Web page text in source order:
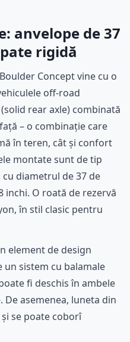
anvelope de 37
rigidă
Concept vine cu o
off-road
rear axle) combinată
– o combinație care
în teren, cât și confort
montate sunt de tip
diametrul de 37 de
inchi. O roată de rezervă
în stil clasic pentru
element de design
un sistem cu balamale
fi deschis în ambele
asemenea, luneta din
se poate coborî